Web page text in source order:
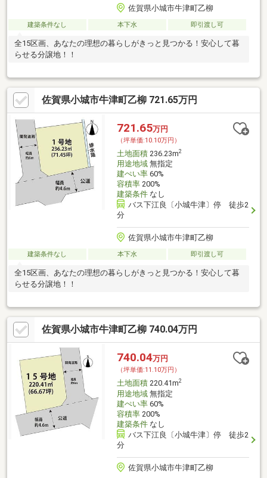
佐賀県小城市牛津町乙柳
建築条件なし 本下水 即引渡し可
全15区画、あなたの理想の暮らしがきっと見つかる！安心して暮
らせる分譲地！！
佐賀県小城市牛津町乙柳 721.65万円
721.65万円
（坪単価:10.10万円）
土地面積236.23m2
用途地域無指定
建ぺい率60%
容積率200%
建築条件なし
バス下江良〔小城牛津〕停 徒歩2
分
佐賀県小城市牛津町乙柳
建築条件なし 本下水 即引渡し可
全15区画、あなたの理想の暮らしがきっと見つかる！安心して暮
らせる分譲地！！
佐賀県小城市牛津町乙柳 740.04万円
740.04万円
（坪単価:11.10万円）
土地面積220.41m2
用途地域無指定
建ぺい率60%
容積率200%
建築条件なし
バス下江良〔小城牛津〕停 徒歩2
分
佐賀県小城市牛津町乙柳